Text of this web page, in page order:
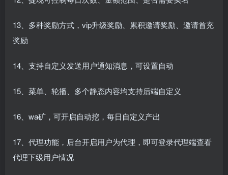
13、多种奖励方式，vip升级奖励、累积邀请奖励、邀请首充
奖励
14、支持自定义发送用户通知消息，可设置自动
15、菜单、轮播、多个静态内容均支持后端自定义
16、wa矿，可开启自动挖，每日自定义产出
17、代理功能，后台开启用户为代理，即可登录代理端查看
代理下级用户情况